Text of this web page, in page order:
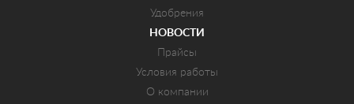
Удобрения
НОВОСТИ
Прайсы
Условия работы
О компании